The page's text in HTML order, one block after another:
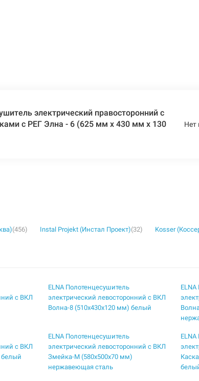
электрический правосторонний с
с РЕГ Элна - 6 (625 мм х 430 мм х 130
Нет
(456) Instal Projekt (Инстал Проект)(32) Kosser
с ВКЛ
ELNA Полотенцесушитель
электрический левосторонний с ВКЛ
Волна-8 (510х430х120 мм) белый
с ВКЛ
белый
ELNA Полотенцесушитель
электрический левосторонний с ВКЛ
Змейка-М (580х500х70 мм)
нержавеющая сталь